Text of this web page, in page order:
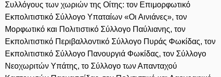
Συλλόγους των χωριών της Οίτης: τον Επιμορφωτικό
Εκπολιτιστικό Σύλλογο Υπαταίων «Οι Αινιάνες», τον
Μορφωτικό και Πολιτιστικό Σύλλογο Παύλιανης, τον
Εκπολιτιστικό Περιβαλλοντικό Σύλλογο Πυράς Φωκίδας, τον
Εκπολιτιστικό Σύλλογο Πανουργιά Φωκίδας, τον Σύλλογο
Νεοχωριτών Υπάτης, το Σύλλογο των Απανταχού